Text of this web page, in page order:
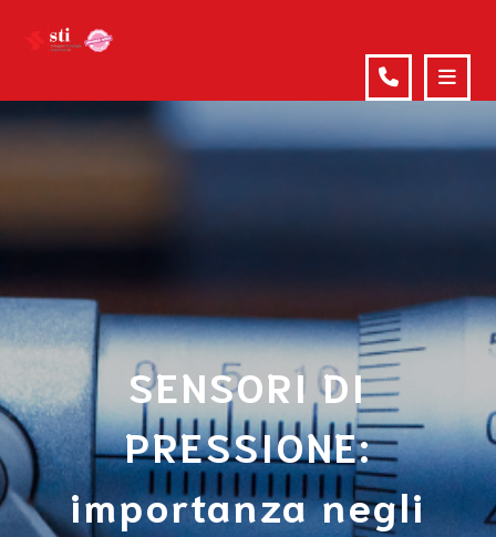
SENSORI DI
PRESSIONE:
importanza negli